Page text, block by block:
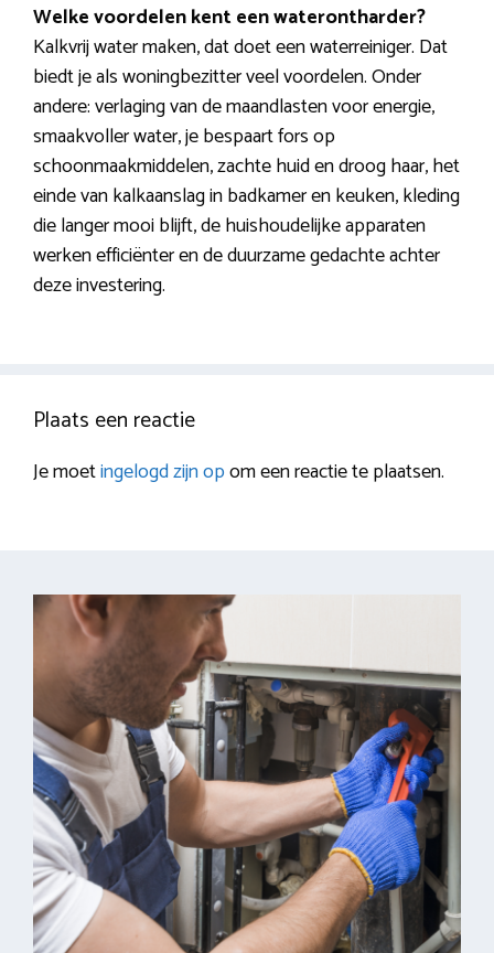
Welke voordelen kent een waterontharder?
Kalkvrij water maken, dat doet een waterreiniger. Dat
biedt je als woningbezitter veel voordelen. Onder
andere: verlaging van de maandlasten voor energie,
smaakvoller water, je bespaart fors op
schoonmaakmiddelen, zachte huid en droog haar, het
einde van kalkaanslag in badkamer en keuken, kleding
die langer mooi blijft, de huishoudelijke apparaten
werken efficiënter en de duurzame gedachte achter
deze investering.
Plaats een reactie
Je moetingelogd zijn opom een reactie te plaatsen.